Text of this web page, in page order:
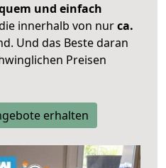
und einfach
innerhalb von nurca.
Und das Beste daran
Preisen
erhalten